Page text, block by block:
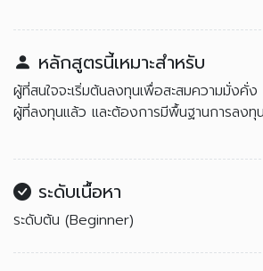
หลักสูตรนี้เหมาะสำหรับ
ผู้ที่สนใจจะเริ่มต้นลงทุนเพื่อสะสมความมั่งคั่ง
ผู้ที่ลงทุนแล้ว และต้องการมีพื้นฐานการลงทุ
ระดับเนื้อหา
ระดับต้น (Beginner)